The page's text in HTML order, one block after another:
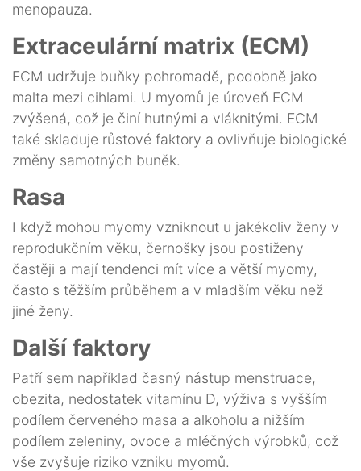
menopauza.
Extraceulární matrix (ECM)
ECM udržuje buňky pohromadě, podobně jako
malta mezi cihlami. U myomů je úroveň ECM
zvýšená, což je činí hutnými a vláknitými. ECM
také skladuje růstové faktory a ovlivňuje biologické
změny samotných buněk.
Rasa
I když mohou myomy vzniknout u jakékoliv ženy v
reprodukčním věku, černošky jsou postiženy
častěji a mají tendenci mít více a větší myomy,
často s těžším průběhem a v mladším věku než
jiné ženy.
Další faktory
Patří sem například časný nástup menstruace,
obezita, nedostatek vitamínu D, výživa s vyšším
podílem červeného masa a alkoholu a nižším
podílem zeleniny, ovoce a mléčných výrobků, což
vše zvyšuje riziko vzniku myomů.